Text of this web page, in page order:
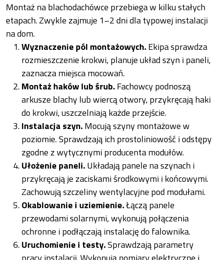
Montaż na blachodachówce przebiega w kilku stałych
etapach. Zwykle zajmuje 1–2 dni dla typowej instalacji
na dom.
Wyznaczenie pól montażowych.Ekipa sprawdza
rozmieszczenie krokwi, planuje układ szyn i paneli,
zaznacza miejsca mocowań.
Montaż haków lub śrub.Fachowcy podnoszą
arkusze blachy lub wiercą otwory, przykręcają haki
do krokwi, uszczelniają każde przejście.
Instalacja szyn.Mocują szyny montażowe w
poziomie. Sprawdzają ich prostoliniowość i odstępy
zgodne z wytycznymi producenta modułów.
Ułożenie paneli.Układają panele na szynach i
przykręcają je zaciskami środkowymi i końcowymi.
Zachowują szczeliny wentylacyjne pod modułami.
Okablowanie i uziemienie.Łączą panele
przewodami solarnymi, wykonują połączenia
ochronne i podłączają instalację do falownika.
Uruchomienie i testy.Sprawdzają parametry